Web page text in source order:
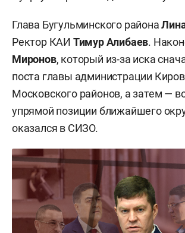
Глава Бугульминского района
Ректор КАИ Тимур Алибаев.
Миронов, который из-за иска
поста главы администрации
Московского районов, а затем —
упрямой позиции ближайшего
оказался в СИЗО.